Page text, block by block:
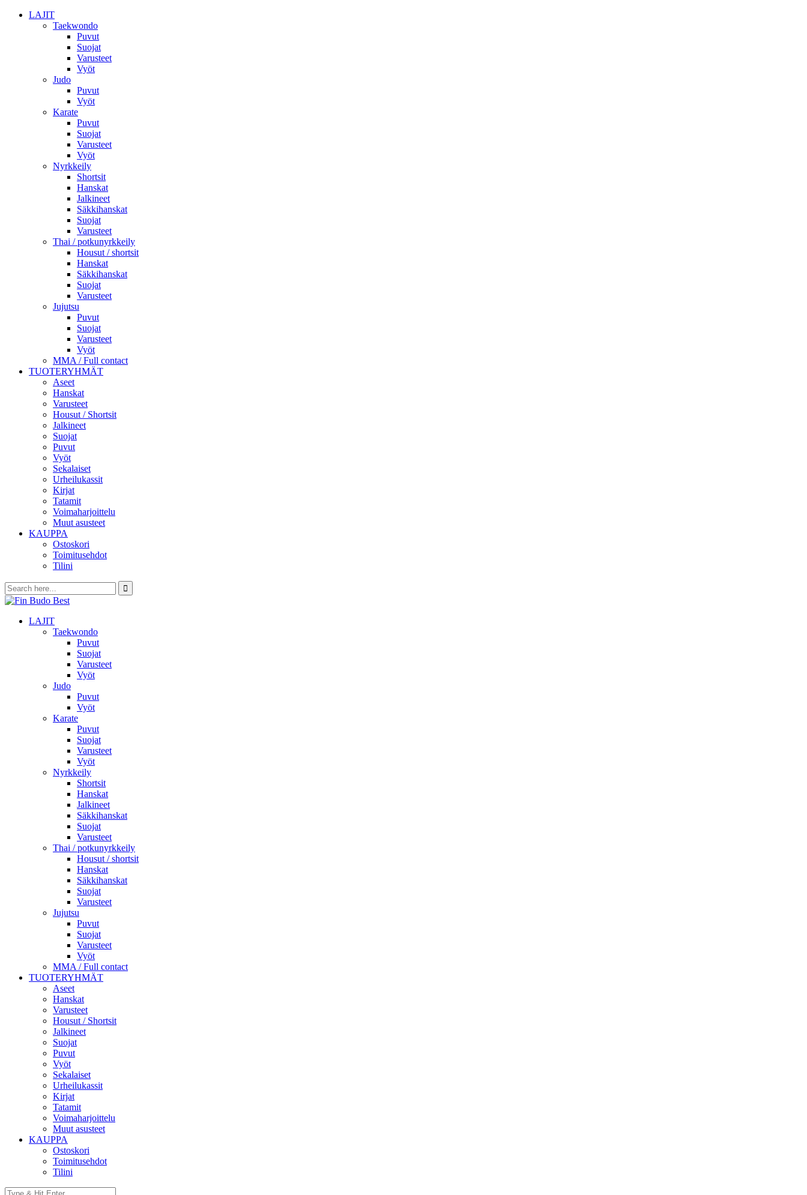
LAJIT
Taekwondo
Puvut
Suojat
Varusteet
Vyöt
Judo
Puvut
Vyöt
Karate
Puvut
Suojat
Varusteet
Vyöt
Nyrkkeily
Shortsit
Hanskat
Jalkineet
Säkkihanskat
Suojat
Varusteet
Thai / potkunyrkkeily
Housut / shortsit
Hanskat
Säkkihanskat
Suojat
Varusteet
Jujutsu
Puvut
Suojat
Varusteet
Vyöt
MMA / Full contact
TUOTERYHMÄT
Aseet
Hanskat
Varusteet
Housut / Shortsit
Jalkineet
Suojat
Puvut
Vyöt
Sekalaiset
Urheilukassit
Kirjat
Tatamit
Voimaharjoittelu
Muut asusteet
KAUPPA
Ostoskori
Toimitusehdot
Tilini
LAJIT
Taekwondo
Puvut
Suojat
Varusteet
Vyöt
Judo
Puvut
Vyöt
Karate
Puvut
Suojat
Varusteet
Vyöt
Nyrkkeily
Shortsit
Hanskat
Jalkineet
Säkkihanskat
Suojat
Varusteet
Thai / potkunyrkkeily
Housut / shortsit
Hanskat
Säkkihanskat
Suojat
Varusteet
Jujutsu
Puvut
Suojat
Varusteet
Vyöt
MMA / Full contact
TUOTERYHMÄT
Aseet
Hanskat
Varusteet
Housut / Shortsit
Jalkineet
Suojat
Puvut
Vyöt
Sekalaiset
Urheilukassit
Kirjat
Tatamit
Voimaharjoittelu
Muut asusteet
KAUPPA
Ostoskori
Toimitusehdot
Tilini